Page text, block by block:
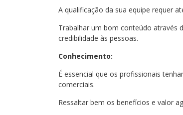
A qualificação da sua equipe requer
Trabalhar um bom conteúdo através
credibilidade às pessoas.
Conhecimento:
É essencial que os profissionais
comerciais.
Ressaltar bem os benefícios e valor